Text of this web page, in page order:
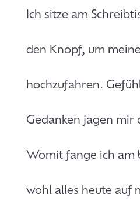
Ich sitze am
den Knopf, um
hochzufahren.
Gedanken jagen mir
Womit fange ich am
wohl alles heute auf